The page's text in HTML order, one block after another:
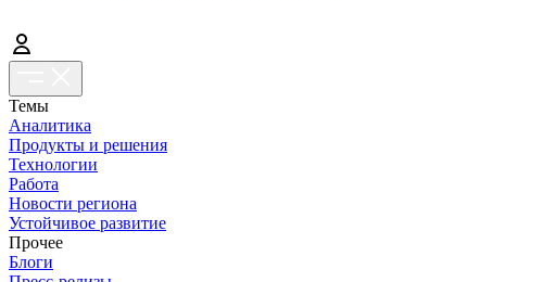
Темы
Аналитика
Продукты и решения
Технологии
Работа
Новости региона
Устойчивое развитие
Прочее
Блоги